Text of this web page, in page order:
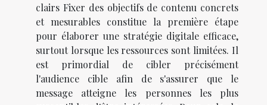
clairs Fixer des objectifs de contenu concrets
et mesurables constitue la première étape
pour élaborer une stratégie digitale efficace,
surtout lorsque les ressources sont limitées. Il
est primordial de cibler précisément
l'audience cible afin de s'assurer que le
message atteigne les personnes les plus